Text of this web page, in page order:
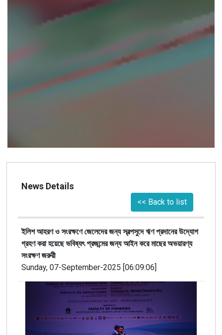
News Details
<< Back to list
ইলিশ আহরণ ও সংরক্ষণে জেলেদের জন্য স্বল্পসুদে ঋণ প্রদানের উদ্যোগ
গ্রহণ করা হয়েছে ভবিষ্যৎ প্রজন্মের জন্য আইন করে মাছের অভয়ারণ্য
সংরক্ষণ জরুরী
Sunday, 07-September-2025 [06:09:06]